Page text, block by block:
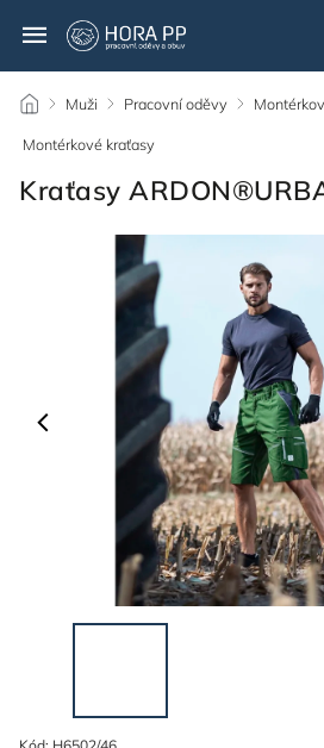
/ Muži / Pracovní oděvy /
Montérkové kraťasy
Kraťasy